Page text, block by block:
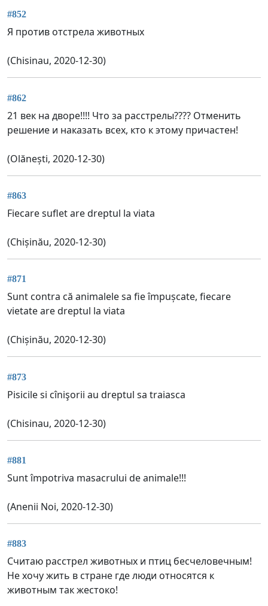
#852
Я против отстрела животных
(Chisinau, 2020-12-30)
#862
21 век на дворе!!!! Что за расстрелы???? Отменить
решение и наказать всех, кто к этому причастен!
(Olănești, 2020-12-30)
#863
Fiecare suflet are dreptul la viata
(Chișinău, 2020-12-30)
#871
Sunt contra că animalele sa fie împușcate, fiecare
vietate are dreptul la viata
(Chișinău, 2020-12-30)
#873
Pisicile si cînişorii au dreptul sa traiasca
(Chisinau, 2020-12-30)
#881
Sunt împotriva masacrului de animale!!!
(Anenii Noi, 2020-12-30)
#883
Считаю расстрел животных и птиц бесчеловечным!
Не хочу жить в стране где люди относятся к
животным так жестоко!